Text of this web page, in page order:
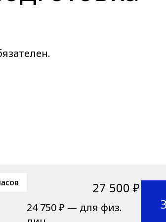
27 500 ₽
24 750 ₽ — для физ.